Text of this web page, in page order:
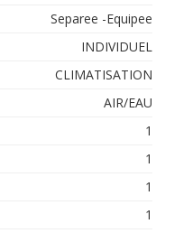
Separee -Equipee
INDIVIDUEL
CLIMATISATION
AIR/EAU
1
1
1
1